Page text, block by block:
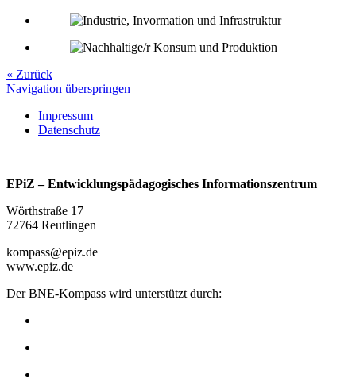
« Zurück
Navigation überspringen
Impressum
Datenschutz
EPiZ – Entwicklungspädagogisches Informationszentrum
Wörthstraße 17
72764 Reutlingen
kompass@epiz.de
www.epiz.de
Der BNE-Kompass wird unterstützt durch: